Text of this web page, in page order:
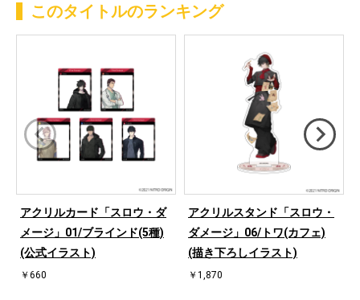
このタイトルのランキング
アクリルカード「スロウ・ダ
メージ」01/ブラインド(5種)
(公式イラスト)
￥660
アクリルスタンド「スロウ・
ダメージ」06/トワ(カフェ)
(描き下ろしイラスト)
￥1,870